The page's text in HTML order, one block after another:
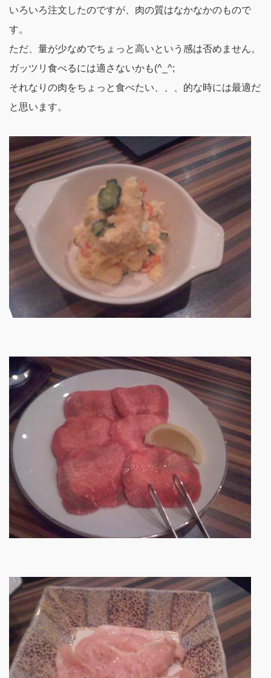
いろいろ注文したのですが、肉の質はなかなかのもので
す。
ただ、量が少なめでちょっと高いという感は否めません。
ガッツリ食べるには適さないかも(^_^;
それなりの肉をちょっと食べたい、、、的な時には最適だ
と思います。